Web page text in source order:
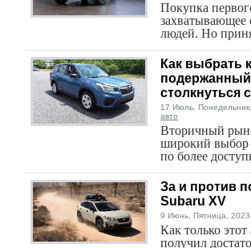
Покупка
людей. Но
Как выбрать
столкнуться
17 Июль,
авто
Вторичный
широкий выбор
по более
За и против
Subaru XV
9 Июнь, Пятница, 2023
Как только
получил